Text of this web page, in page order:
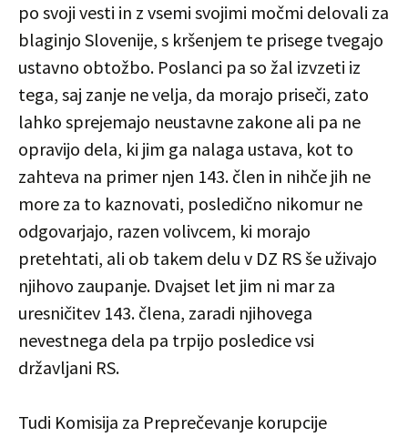
po svoji vesti in z vsemi svojimi močmi delovali za
blaginjo Slovenije, s kršenjem te prisege tvegajo
ustavno obtožbo. Poslanci pa so žal izvzeti iz
tega, saj zanje ne velja, da morajo priseči, zato
lahko sprejemajo neustavne zakone ali pa ne
opravijo dela, ki jim ga nalaga ustava, kot to
zahteva na primer njen 143. člen in nihče jih ne
more za to kaznovati, posledično nikomur ne
odgovarjajo, razen volivcem, ki morajo
pretehtati, ali ob takem delu v DZ RS še uživajo
njihovo zaupanje. Dvajset let jim ni mar za
uresničitev 143. člena, zaradi njihovega
nevestnega dela pa trpijo posledice vsi
državljani RS.
Tudi Komisija za Preprečevanje korupcije